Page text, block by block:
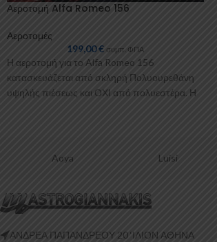
Αεροτομή Alfa Romeo 156
Αεροτομές
199,00€ συμπ. ΦΠΑ
Η αεροτομή για το Alfa Romeo 156
κατασκευάζεται από σκληρή Πολυουρεθάνη
υψηλής πιέσεως και ΟΧΙ από πολυεστέρα. Η
Aoya Luisi
ΑΝΔΡΕΑ ΠΑΠΑΝΔΡΕΟΥ 20 ‘ΙΛΙΟΝ ΑΘΗΝΑ